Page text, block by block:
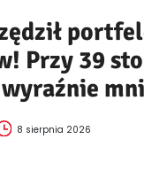
Przy 39
8 sierpnia 2026